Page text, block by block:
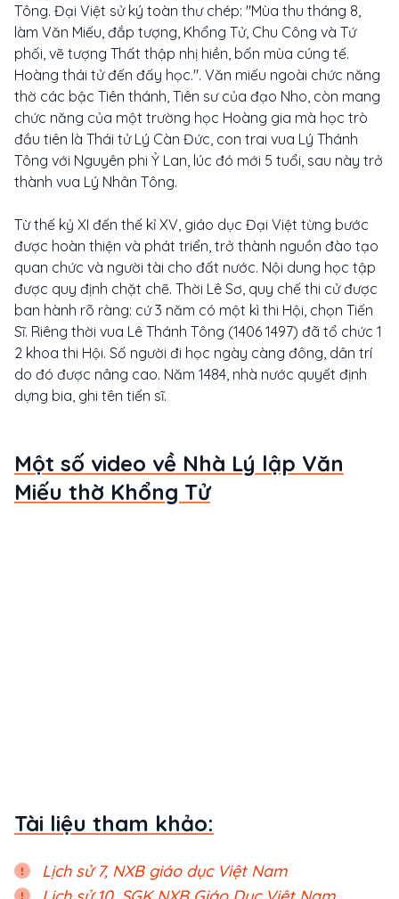
Tông. Đại Việt sử ký toàn thư chép: "Mùa thu tháng 8,
làm Văn Miếu, đắp tượng, Khổng Tử, Chu Công và Tứ
phối, vẽ tượng Thất thập nhị hiền, bốn mùa cúng tế.
Hoàng thái tử đến đấy học.". Văn miếu ngoài chức năng
thờ các bậc Tiên thánh, Tiên sư của đạo Nho, còn mang
chức năng của một trường học Hoàng gia mà học trò
đầu tiên là Thái tử Lý Càn Đức, con trai vua Lý Thánh
Tông với Nguyên phi Ỷ Lan, lúc đó mới 5 tuổi, sau này trở
thành vua Lý Nhân Tông.
Từ thế kỷ XI đến thế kỉ XV, giáo dục Đại Việt từng bước
được hoàn thiện và phát triển, trở thành nguồn đào tạo
quan chức và người tài cho đất nước. Nội dung học tập
được quy định chặt chẽ. Thời Lê Sơ, quy chế thi cử được
ban hành rõ ràng: cứ 3 năm có một kì thi Hội, chọn Tiến
Sĩ. Riêng thời vua Lê Thánh Tông (1406 1497) đã tổ chức 1
2 khoa thi Hội. Số người đi học ngày càng đông, dân trí
do đó được nâng cao. Năm 1484, nhà nước quyết định
dựng bia, ghi tên tiến sĩ.
Một số video về Nhà Lý lập Văn
Miếu thờ Khổng Tử
Tài liệu tham khảo:
Lịch sử 7, NXB giáo dục Việt Nam